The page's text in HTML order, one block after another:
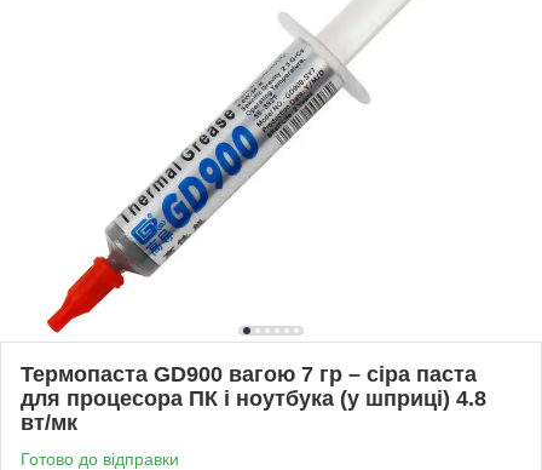
Термопаста GD900 вагою 7 гр – сіра паста
для процесора ПК і ноутбука (у шприці) 4.8
вт/мк
Готово до відправки